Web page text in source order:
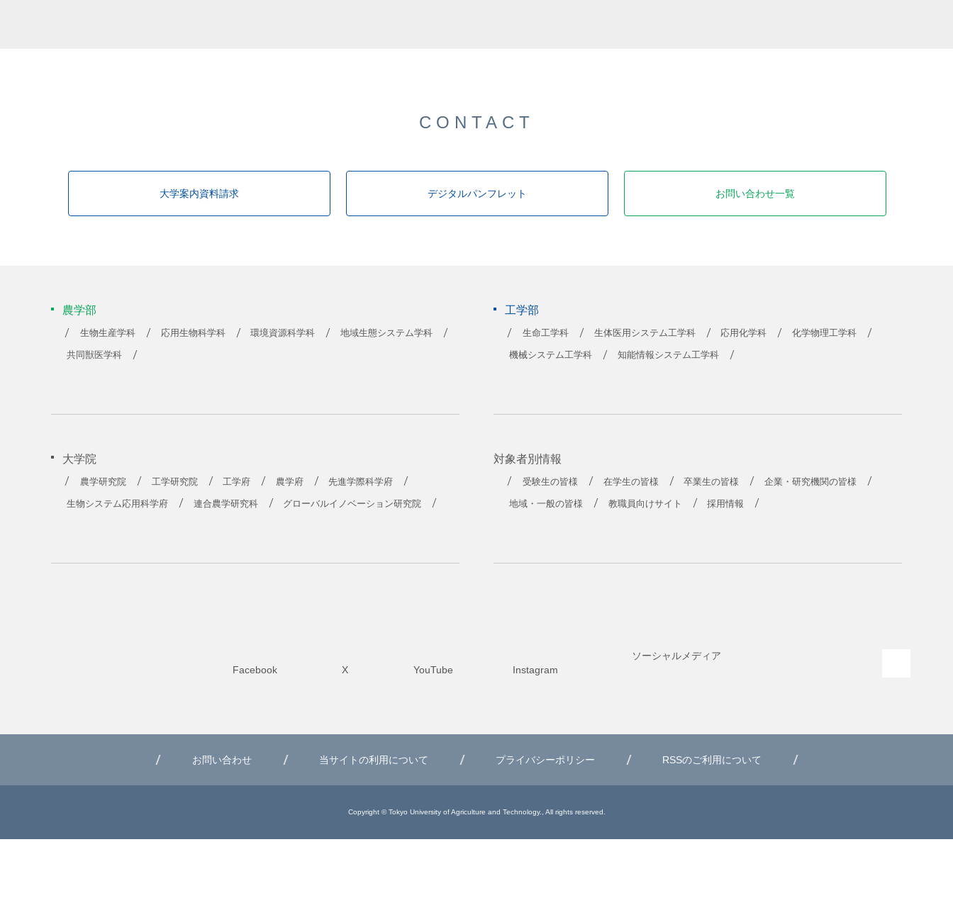
CONTACT
大学案内資料請求 デジタルパンフレット お問い合わせ一覧
農学部
生物生産学科 応用生物科学科 環境資源科学科 地域生態システム学科
共同獣医学科
工学部
生命工学科 生体医用システム工学科 応用化学科 化学物理工学科
機械システム工学科 知能情報システム工学科
大学院
農学研究院 工学研究院 工学府 農学府 先進学際科学府
生物システム応用科学府 連合農学研究科 グローバルイノベーション研究院
対象者別情報
受験生の皆様 在学生の皆様 卒業生の皆様 企業・研究機関の皆様
地域・一般の皆様 教職員向けサイト 採用情報
Facebook
X YouTube Instagram
ソーシャルメディア
お問い合わせ 当サイトの利用について プライバシーポリシー RSSのご利用について
Copyright © Tokyo University of Agriculture and Technology., All rights reserved.